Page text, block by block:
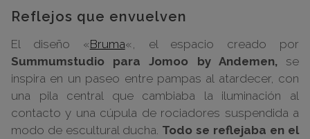
Reflejos que envuelven
El diseño «Bruma«, el espacio creado por
Summumstudio para Jomoo by Andemen,se
inspira en un paseo entre pampas al atardecer, con
una pila central que cambiaba la iluminación al
contacto y una cúpula de rociadores suspendida a
modo de escultural ducha. Todo se reflejaba en el